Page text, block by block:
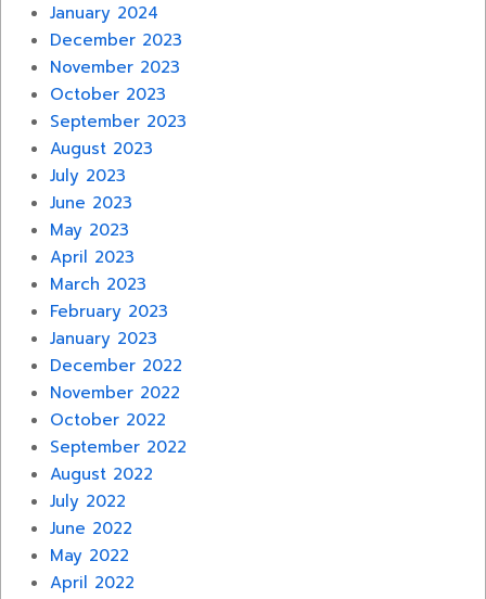
January 2024
December 2023
November 2023
October 2023
September 2023
August 2023
July 2023
June 2023
May 2023
April 2023
March 2023
February 2023
January 2023
December 2022
November 2022
October 2022
September 2022
August 2022
July 2022
June 2022
May 2022
April 2022